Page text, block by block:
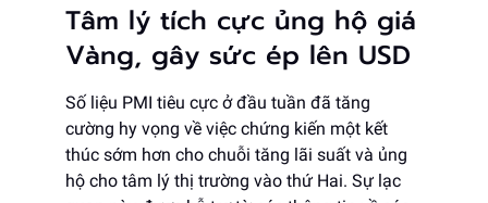
Tâm lý tích cực ủng hộ giá
Vàng, gây sức ép lên USD
Số liệu PMI tiêu cực ở đầu tuần đã tăng
cường hy vọng về việc chứng kiến ​​một kết
thúc sớm hơn cho chuỗi tăng lãi suất và ủng
hộ cho tâm lý thị trường vào thứ Hai. Sự lạc